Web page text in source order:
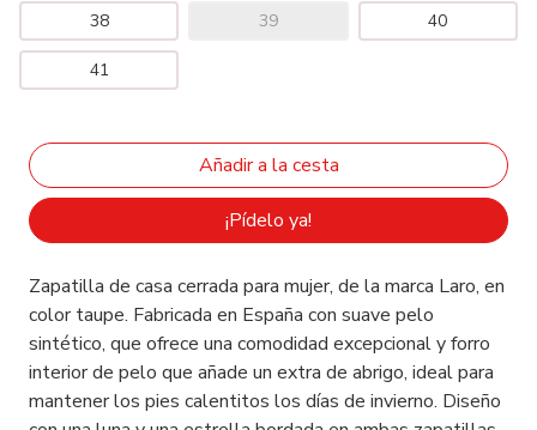
38 39 40
41
¡Pídelo ya!
Zapatilla de casa cerrada para mujer, de la marca Laro, en
color taupe. Fabricada en España con suave pelo
sintético, que ofrece una comodidad excepcional y forro
interior de pelo que añade un extra de abrigo, ideal para
mantener los pies calentitos los días de invierno. Diseño